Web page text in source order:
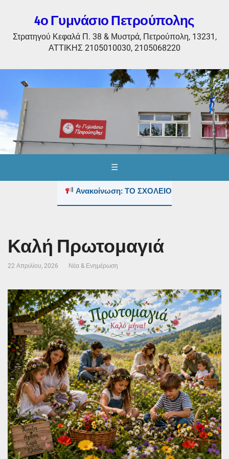
4ο Γυμνάσιο Πετρούπολης
Στρατηγού Κεφαλά Π. 38 & Μυστρά, Πετρούπολη, 13231,
ΑΤΤΙΚΗΣ 2105010030, 2105068220
☰
Ανακοίνωση: ΤΟ ΣΧΟΛΕΙΟ ΤΟΥΣ
Καλή Πρωτομαγιά
22 Απριλίου, 2026 Νέα & Ενημέρωση